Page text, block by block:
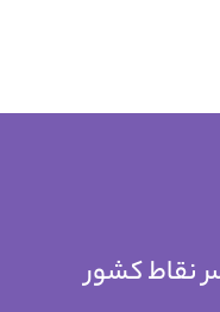
نقاط کشور